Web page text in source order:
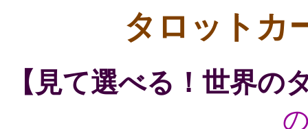
タロットカ
【見て選べる！世界の